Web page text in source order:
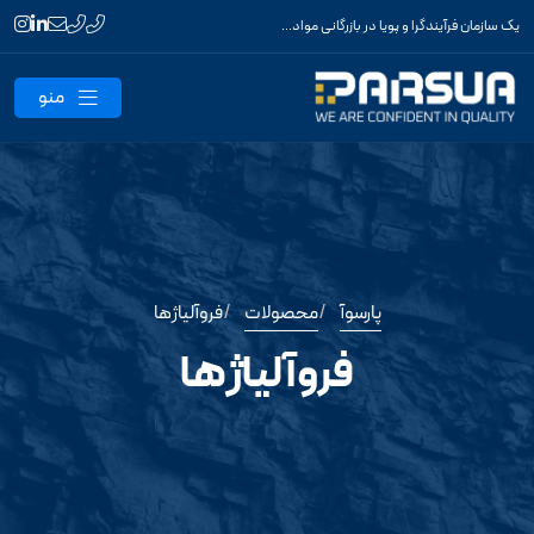
یک سازمان فرآیندگرا و پویا در بازرگانی مواد اولیه و محصولات واسط
منو
پارسوآ محصولات فروآلیاژها
فروآلیاژها